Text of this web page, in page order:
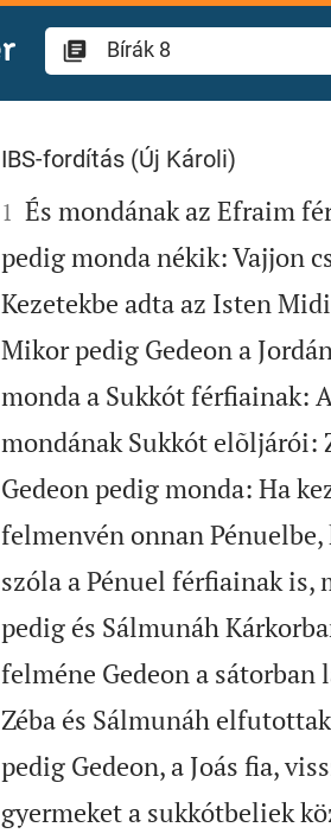
Bírák 8
IBS-fordítás (Új Károli)

1 És mondának az Efraim
pedig monda nékik: Vajjon
Kezetekbe adta az Isten
Mikor pedig Gedeon a
monda a Sukkót férfiainak:
mondának Sukkót elõljárói:
Gedeon pedig monda: Ha
felmenvén onnan
szóla a Pénuel férfiainak is,
pedig és Sálmunáh
felméne Gedeon a
Zéba és Sálmunáh
pedig Gedeon, a Joás fia,
gyermeket a sukkótbeliek